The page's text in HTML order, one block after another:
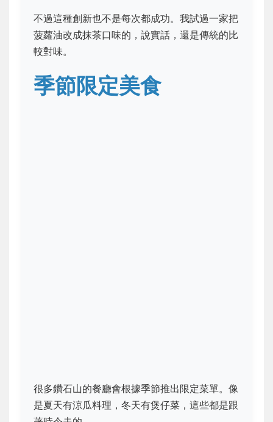
不過這種創新也不是每次都成功。我試過一家把
菠蘿油改成抹茶口味的，說實話，還是傳統的比
較對味。
季節限定美食
很多鑽石山的餐廳會根據季節推出限定菜單。像
是夏天有涼瓜料理，冬天有煲仔菜，這些都是跟